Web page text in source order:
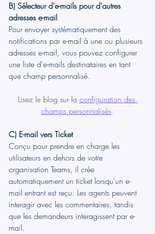
B) Sélecteur d'e-mails pour d'autres
adresses e-mail
Pour envoyer systématiquement des
notifications par e-mail à une ou plusieurs
adresses e-mail, vous pouvez configurer
une liste d'e-mails destinataires en tant
que champ personnalisé.
Lisez le blog sur la configuration des
champs personnalisés.
C) E-mail vers Ticket
Conçu pour prendre en charge les
utilisateurs en dehors de votre
organisation Teams, il crée
automatiquement un ticket lorsqu'un e-
mail entrant est reçu. Les agents peuvent
interagir avec les commentaires, tandis
que les demandeurs interagissent par e-
mail.